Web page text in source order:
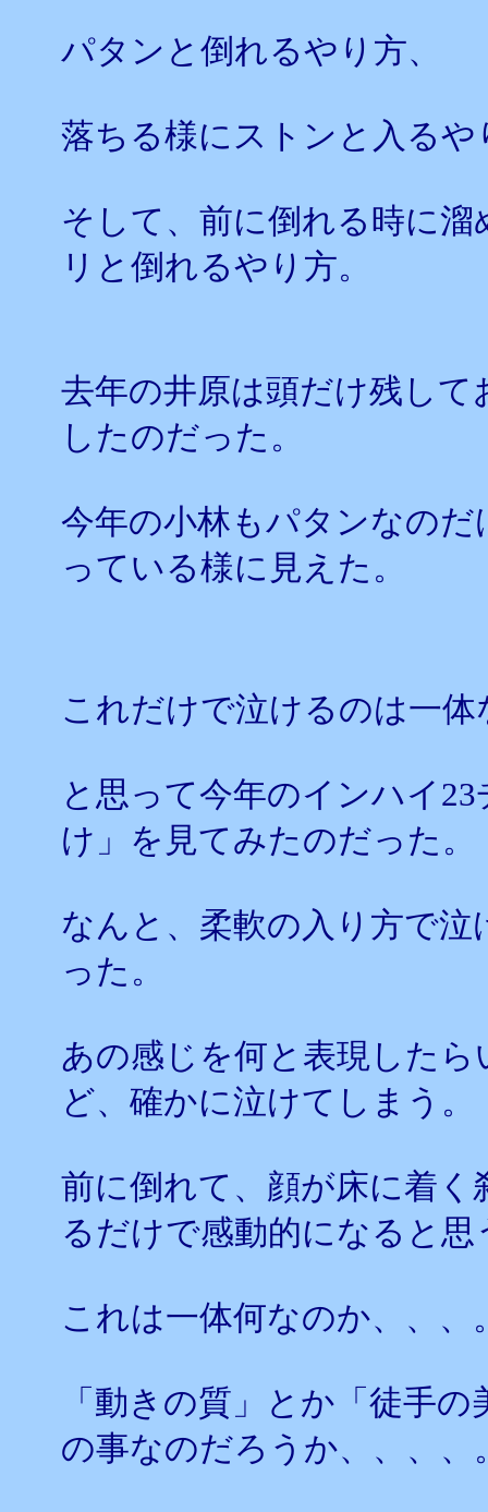
パタンと倒れるやり方、
落ちる様にストンと入るや
そして、前に倒れる時に
リと倒れるやり方。
去年の井原は頭だけ残し
したのだった。
今年の小林もパタンなの
っている様に見えた。
これだけで泣けるのは一
と思って今年のインハイ
け」を見てみたのだった。
なんと、柔軟の入り方で
った。
あの感じを何と表現した
ど、確かに泣けてしまう。
前に倒れて、顔が床に着
るだけで感動的になると思
これは一体何なのか、、、
「動きの質」とか「徒手
の事なのだろうか、、、、